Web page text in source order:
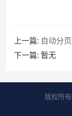
上一篇: 自动分
下一篇: 暂无
版权所